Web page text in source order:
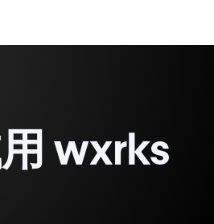
wxrks